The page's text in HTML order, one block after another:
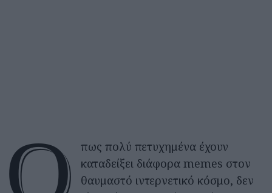
πως πολύ πετυχημένα έχουν
καταδείξει διάφορα memes στον
θαυμαστό ιντερνετικό κόσμο, δεν